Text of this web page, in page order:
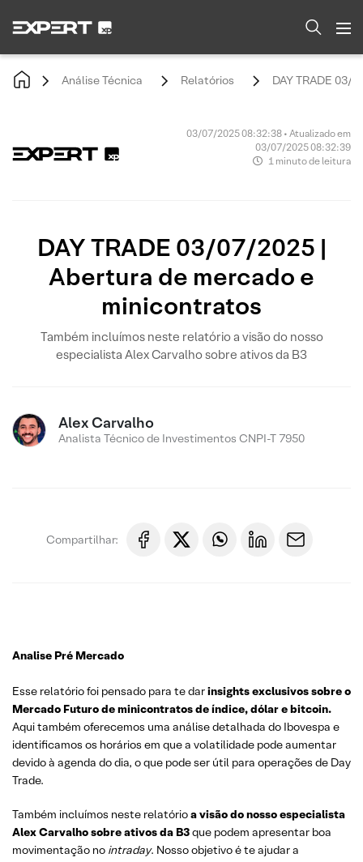
Análise Técnica Relatórios DAY TRADE 03/
03/07/2025 08:32:38 • Atualizado em
03/07/2025 08:32:39
1 minuto de leitura
DAY TRADE 03/07/2025 |
Abertura de mercado e
minicontratos
Também incluímos neste relatório a visão do nosso
especialista Alex Carvalho sobre ativos da B3
Alex Carvalho
Analista Técnico de Investimentos CNPI-T 7950
Compartilhar:
Analise Pré Mercado
Esse relatório foi pensado para te darinsights exclusivos sobre o
Mercado Futuro de minicontratos de índice, dólar e bitcoin.
Aqui também oferecemos uma análise detalhada do Ibovespa e
identificamos os horários em que a volatilidade pode aumentar
devido à agenda do dia, o que pode ser útil para operações de Day
Trade.
Também incluímos neste relatórioa visão do nosso especialista
Alex Carvalho sobre ativos da B3que podem apresentar boa
movimentação no intraday. Nosso objetivo é te ajudar a